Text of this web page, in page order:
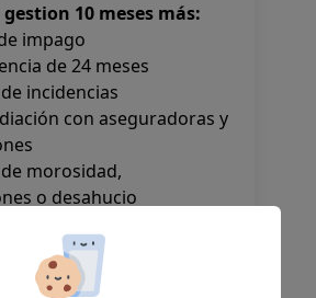
gestion 10 meses más:
impago
de 24 meses
incidencias
con aseguradoras y
morosidad,
o desahucio
MÁS INFO